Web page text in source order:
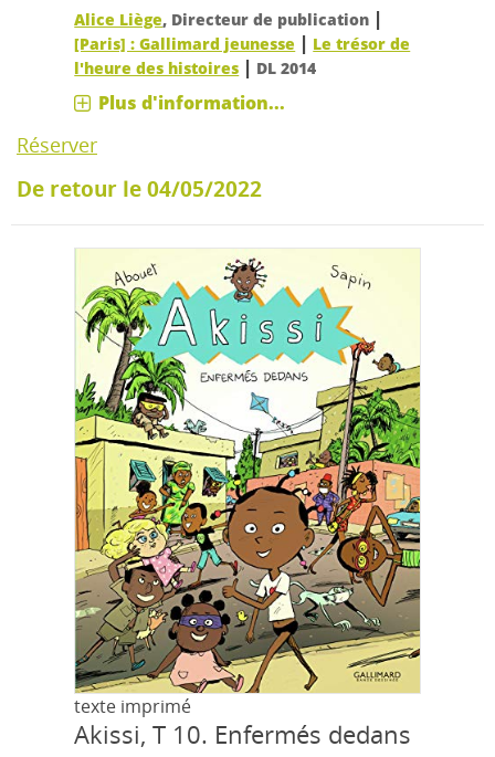
Alice Liège, Directeur de publication |
[Paris] : Gallimard jeunesse | Le trésor de
l'heure des histoires | DL 2014
Plus d'information...
Réserver
De retour le 04/05/2022
texte imprimé
Akissi, T 10. Enfermés dedans